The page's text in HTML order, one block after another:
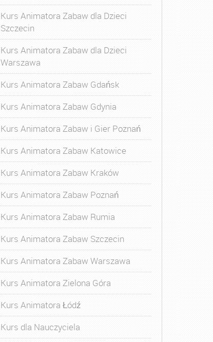
Kurs Animatora Zabaw dla Dzieci
Szczecin
Kurs Animatora Zabaw dla Dzieci
Warszawa
Kurs Animatora Zabaw Gdańsk
Kurs Animatora Zabaw Gdynia
Kurs Animatora Zabaw i Gier Poznań
Kurs Animatora Zabaw Katowice
Kurs Animatora Zabaw Kraków
Kurs Animatora Zabaw Poznań
Kurs Animatora Zabaw Rumia
Kurs Animatora Zabaw Szczecin
Kurs Animatora Zabaw Warszawa
Kurs Animatora Zielona Góra
Kurs Animatora Łódź
Kurs dla Nauczyciela